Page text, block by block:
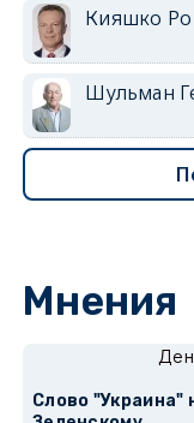
Кияшко
Шульман
Мнения
Слово "Украина"